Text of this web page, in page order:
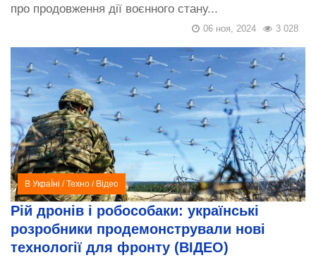
про продовження дії воєнного стану...
3 028
06 ноя, 2024
В УкраЇні /Техно / Відео
Рій дронів і робособаки: українські
розробники продемонстрували нові
технології для фронту (ВІДЕО)